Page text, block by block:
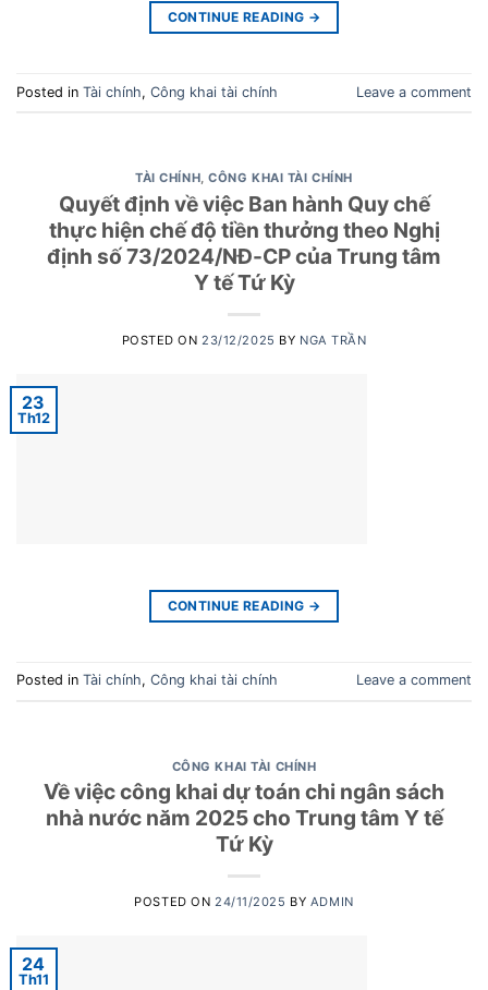
CONTINUE READING →
Posted in Tài chính, Công khai tài chính Leave a comment
TÀI CHÍNH,CÔNG KHAI TÀI CHÍNH
Quyết định về việc Ban hành Quy chế
thực hiện chế độ tiền thưởng theo Nghị
định số 73/2024/NĐ-CP của Trung tâm
Y tế Tứ Kỳ
POSTED ON 23/12/2025 BY NGA TRẦN
23
Th12
CONTINUE READING →
Posted in Tài chính, Công khai tài chính Leave a comment
CÔNG KHAI TÀI CHÍNH
Về việc công khai dự toán chi ngân sách
nhà nước năm 2025 cho Trung tâm Y tế
Tứ Kỳ
POSTED ON 24/11/2025 BY ADMIN
24
Th11